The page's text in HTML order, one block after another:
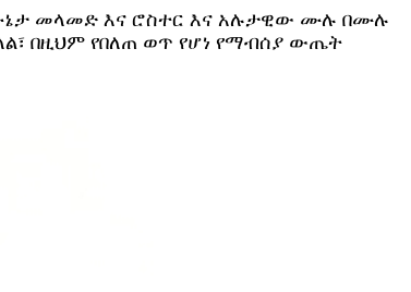
ሁኔታ መላመድ እና ሮስተር እና አሉታዊው ሙሉ በሙሉ
በዚህም የበለጠ ወጥ የሆነ የማብሰያ ውጤት